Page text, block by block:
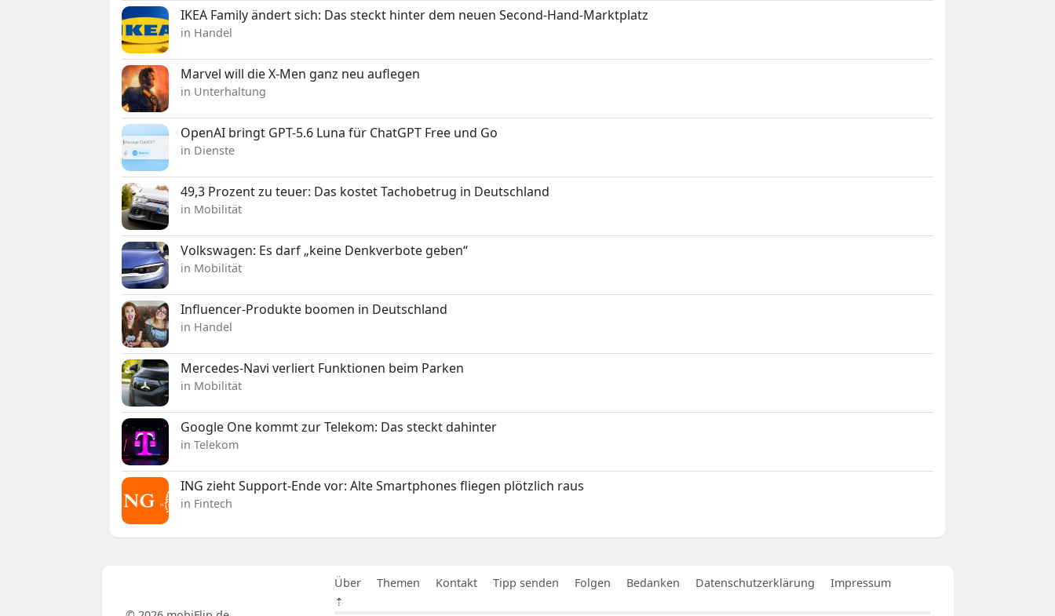
IKEA Family ändert sich: Das steckt hinter dem neuen Second-Hand-Marktplatz
in Handel
Marvel will die X-Men ganz neu auflegen
in Unterhaltung
OpenAI bringt GPT-5.6 Luna für ChatGPT Free und Go
in Dienste
49,3 Prozent zu teuer: Das kostet Tachobetrug in Deutschland
in Mobilität
Volkswagen: Es darf „keine Denkverbote geben“
in Mobilität
Influencer-Produkte boomen in Deutschland
in Handel
Mercedes-Navi verliert Funktionen beim Parken
in Mobilität
Google One kommt zur Telekom: Das steckt dahinter
in Telekom
ING zieht Support-Ende vor: Alte Smartphones fliegen plötzlich raus
in Fintech
Über Themen Kontakt Tipp senden Folgen Bedanken Datenschutzerklärung
Impressum
⇡